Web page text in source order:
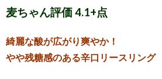
麦ちゃん評価 4.1+点
綺麗な酸が広がり爽やか！
やや残糖感のある辛口リースリング